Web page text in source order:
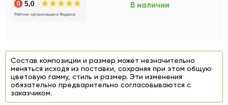
В наличии
Состав композиции и размер может незначительно
меняться исходя из поставки, сохраняя при этом общую
цветовую гамму, стиль и размер. Эти изменения
обязательно предварительно согласовываются с
заказчиком.